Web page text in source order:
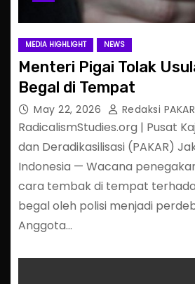
MEDIA HIGHLIGHT NEWS
Menteri Pigai Tolak
Begal di Tempat
May 22, 2026 Redaksi PAKAR
RadicalismStudies.org | Pusat
dan Deradikasilisasi (PAKAR)
Indonesia — Wacana
cara tembak di tempat
begal oleh polisi menjadi
Anggota…